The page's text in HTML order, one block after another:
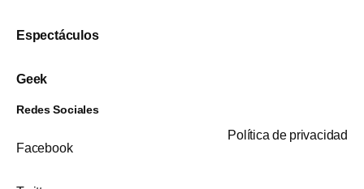
Espectáculos
Geek
Redes Sociales
Facebook
Política de privacidad